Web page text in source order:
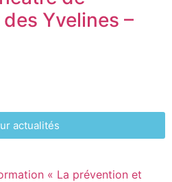
Yvelines –
actualités
« La prévention et